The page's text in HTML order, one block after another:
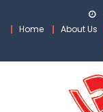
Home
About Us